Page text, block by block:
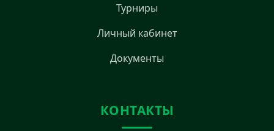
Турниры
Личный кабинет
Документы
КОНТАКТЫ